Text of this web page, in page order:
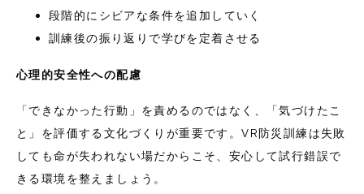
段階的にシビアな条件を追加していく
訓練後の振り返りで学びを定着させる
心理的安全性への配慮
「できなかった行動」を責めるのではなく、「気づけたこ
と」を評価する文化づくりが重要です。VR防災訓練は失敗
しても命が失われない場だからこそ、安心して試行錯誤で
きる環境を整えましょう。